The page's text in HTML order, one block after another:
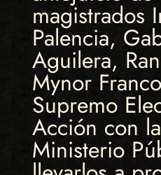
magistrados
Palencia,
Aguilera,
Mynor
Supremo
Acción con
Ministerio